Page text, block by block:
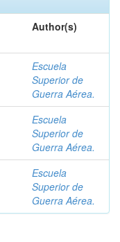
Author(s)
Escuela
Superior de
Guerra Aérea.
Escuela
Superior de
Guerra Aérea.
Escuela
Superior de
Guerra Aérea.